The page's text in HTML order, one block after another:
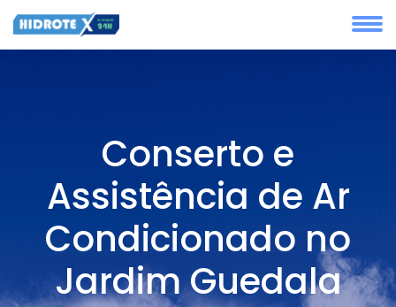
Conserto e
Assistência de Ar
Condicionado no
Jardim Guedala